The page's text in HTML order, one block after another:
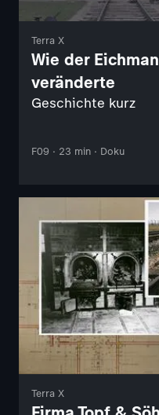
Terra X
Wie der
veränderte
Geschichte kurz
F09 · 23 min · Doku
Terra X